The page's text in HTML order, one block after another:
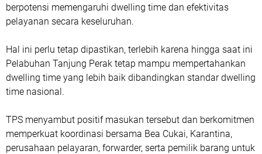
berpotensi memengaruhi dwelling time dan efektivitas
pelayanan secara keseluruhan.
Hal ini perlu tetap dipastikan, terlebih karena hingga saat ini
Pelabuhan Tanjung Perak tetap mampu mempertahankan
dwelling time yang lebih baik dibandingkan standar dwelling
time nasional.
TPS menyambut positif masukan tersebut dan berkomitmen
memperkuat koordinasi bersama Bea Cukai, Karantina,
perusahaan pelayaran, forwarder, serta pemilik barang untuk